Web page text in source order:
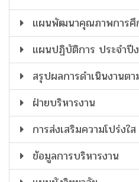
แผนพัฒนาคุณภาพการศึ
แผนปฏิบัติการ ประจำปี
สรุปผลการดำเนินงานต
ฝ่ายบริหารงาน
การส่งเสริมความโปร่งใส
ข้อมูลการบริหารงาน